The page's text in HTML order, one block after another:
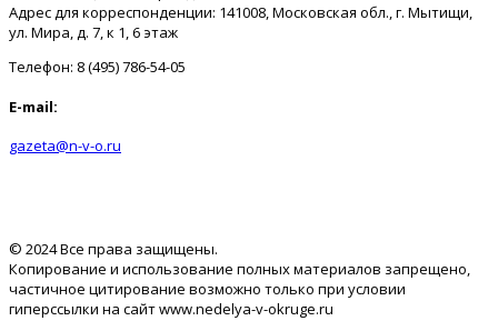
Адрес для корреспонденции: 141008, Московская обл., г. Мытищи,
ул. Мира, д. 7, к 1, 6 этаж
Телефон: 8 (495) 786-54-05
E-mail:
gazeta@n-v-o.ru
© 2024 Все права защищены.
Копирование и использование полных материалов запрещено,
частичное цитирование возможно только при условии
гиперссылки на сайт www.nedelya-v-okruge.ru